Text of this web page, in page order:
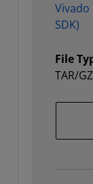
Vivado
SDK)
File
TAR/